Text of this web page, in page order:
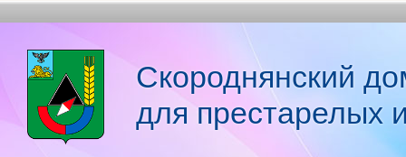
Скороднянский
для престарелых